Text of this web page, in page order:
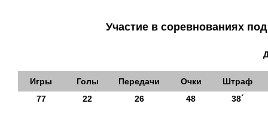
Участие в соревнованиях
Игры Голы Передачи Очки
Штраф
77
22 26 48 38´